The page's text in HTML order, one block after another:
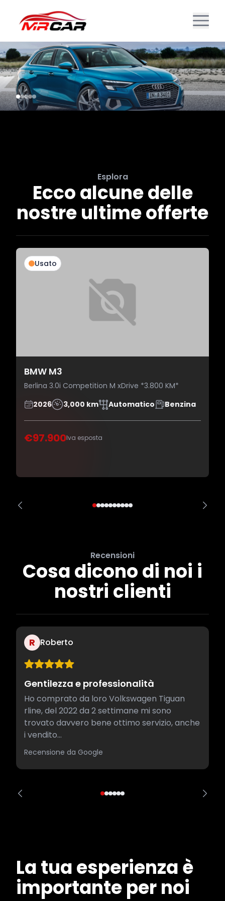
Esplora
Ecco alcune delle
nostre ultime offerte
Usato
BMW M3
Berlina 3.0i Competition M xDrive *3.800 KM*
2026
3,000 km Automatico Benzina
€97.900Iva esposta
Recensioni
Cosa dicono di noi i
nostri clienti
R Roberto
Gentilezza e professionalità
Ho comprato da loro Volkswagen Tiguan
rline, del 2022 da 2 settimane mi sono
trovato davvero bene ottimo servizio, anche
i vendito...
Recensione da Google
La tua esperienza è
importante per noi